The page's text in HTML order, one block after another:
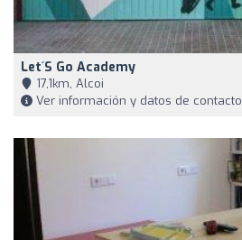
Let´s Go Academy
17,1km, Alcoi
Ver información y datos de contacto